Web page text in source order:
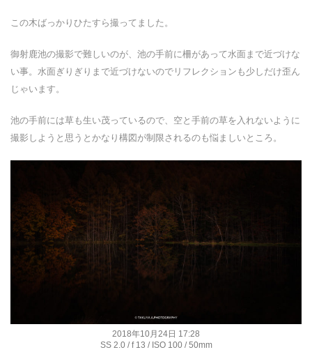
この木ばっかりひたすら撮ってました。
御射鹿池の撮影で難しいのが、池の手前に柵があって水面まで近づけな
い事。水面ぎりぎりまで近づけないのでリフレクションも少しだけ歪ん
じゃいます。
池の手前には草も生い茂っているので、空と手前の草を入れないように
撮影しようと思うとかなり構図が制限されるのも悩ましいところ。
2018年10月24日 17:28
SS 2.0 / f 13 / ISO 100 / 50mm